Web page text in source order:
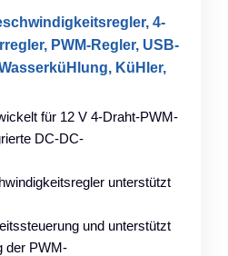
4-
PWM-Regler, USB-
KüHler,
für 12 V 4-Draht-PWM-
DC-DC-
unterstützt
und unterstützt
der PWM-